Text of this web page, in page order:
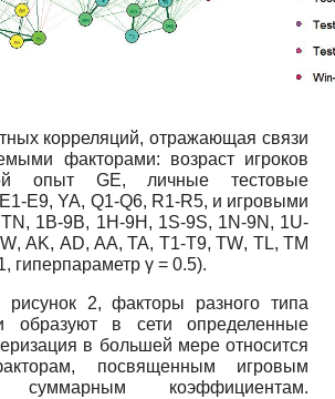
корреляций, отражающая связи
факторами: возраст игроков
опыт GE, личные тестовые
E1-E9,YA, Q1-Q6, R1-R5, и игровыми
TN , 1B-9B, 1H-9H , 1S-9S, 1N-9N , 1U-
W,AK, AD,AA,TA, T1-T9,TW, TL,TM
гиперпараметр γ = 0.5).
рисунок 2, факторы разного типа
образуют в сети определенные
в большей мере относится
посвященным игровым
коэффициентам.